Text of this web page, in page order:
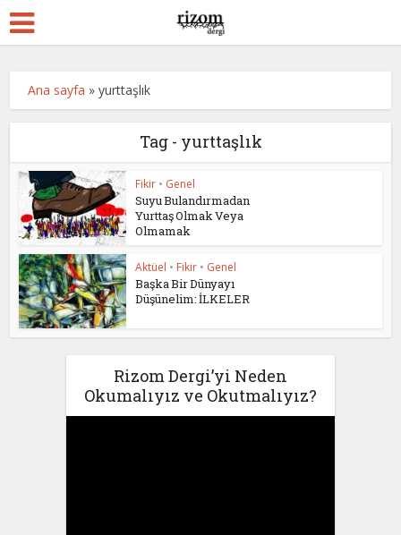
Ana sayfa »yurttaşlık
Tag - yurttaşlık
Fikir • Genel
Suyu Bulandırmadan
Yurttaş Olmak Veya
Olmamak
Aktüel • Fikir • Genel
Başka Bir Dünyayı
Düşünelim: İLKELER
Rizom Dergi’yi Neden
Okumalıyız ve Okutmalıyız?